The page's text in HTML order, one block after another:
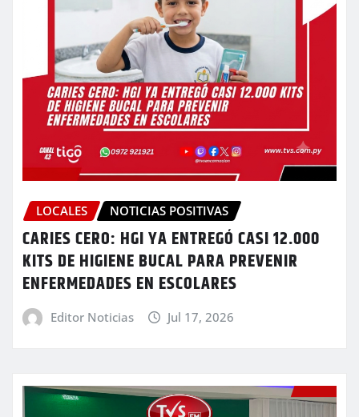
LOCALES NOTICIAS POSITIVAS
CARIES CERO: HGI YA ENTREGÓ CASI 12.000
KITS DE HIGIENE BUCAL PARA PREVENIR
ENFERMEDADES EN ESCOLARES
Editor Noticias Jul 17, 2026